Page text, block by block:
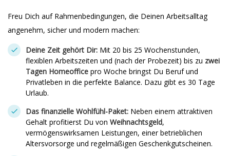
Freu Dich auf Rahmenbedingungen, die Deinen Arbeitsalltag
angenehm, sicher und modern machen:
Deine Zeit gehört Dir: Mit 20 bis 25 Wochenstunden,
flexiblen Arbeitszeiten und (nach der Probezeit) bis zu zwei
Tagen Homeoffice pro Woche bringst Du Beruf und
Privatleben in die perfekte Balance. Dazu gibt es 30 Tage
Urlaub.
Das finanzielle Wohlfühl-Paket: Neben einem attraktiven
Gehalt profitierst Du von Weihnachtsgeld,
vermögenswirksamen Leistungen, einer betrieblichen
Altersvorsorge und regelmäßigen Geschenkgutscheinen.